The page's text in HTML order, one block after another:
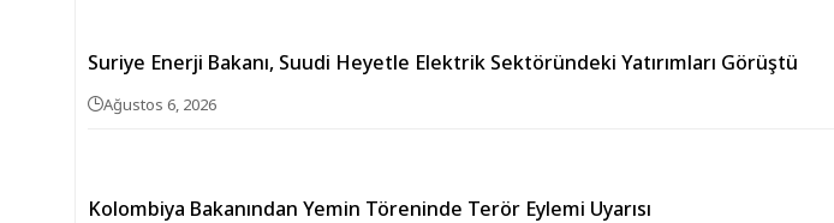
Suriye Enerji Bakanı, Suudi Heyetle Elektrik Sektöründeki Yatırımları Görüştü
Ağustos 6, 2026
Kolombiya Bakanından Yemin Töreninde Terör Eylemi Uyarısı